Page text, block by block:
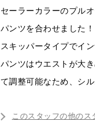
セーラーカラーのプル
パンツを合わせました！
スキッパータイプでイ
パンツはウエストが大
て調整可能なため、シ
このスタッフの他のス